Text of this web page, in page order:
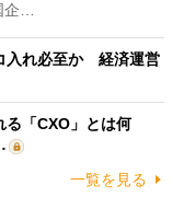
企…
入れ必至か 経済運営
る「CXO」とは何
一覧を見る